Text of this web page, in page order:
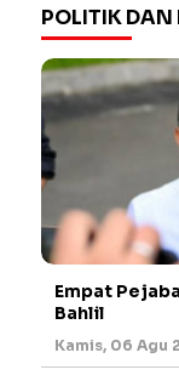
POLITIK DAN
Empat
Bahlil
Kamis, 06 Agu